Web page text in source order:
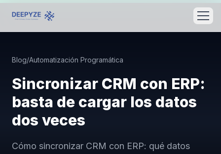
Blog/Automatización Programática
Sincronizar CRM con ERP:
basta de cargar los datos
dos veces
Cómo sincronizar CRM con ERP: qué datos